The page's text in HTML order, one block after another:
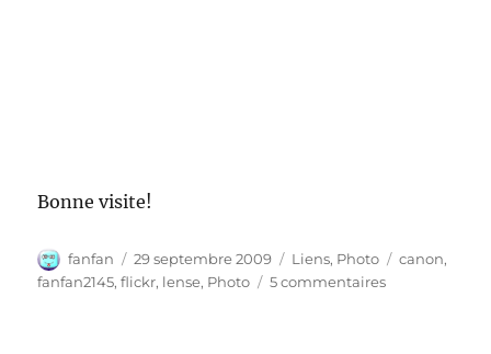
Bonne visite!
Auteur
fanfan
Publié
le
29 septembre 2009 Catégories
Liens, Photo Étiquettes
canon,
fanfan2145,flickr, lense, Photo 5 commentairessur